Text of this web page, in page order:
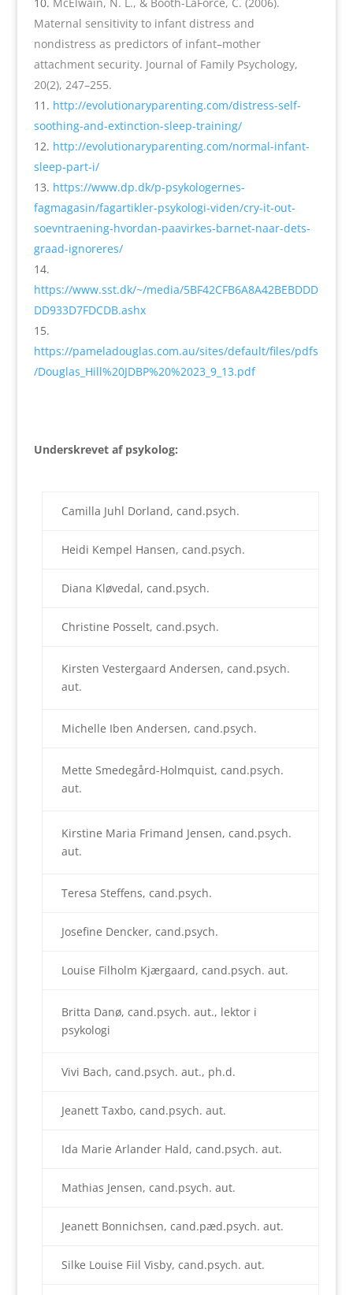
Maternal sensitivity to infant distress and
nondistress as predictors of infant–mother
attachment security. Journal of Family Psychology,
20(2), 247–255.
http://evolutionaryparenting.com/distress-self-
soothing-and-extinction-sleep-training/
http://evolutionaryparenting.com/normal-infant-
sleep-part-i/
https://www.dp.dk/p-psykologernes-
fagmagasin/fagartikler-psykologi-viden/cry-it-out-
soevntraening-hvordan-paavirkes-barnet-naar-dets-
graad-ignoreres/
https://www.sst.dk/~/media/5BF42CFB6A8A42BEBDDD
DD933D7FDCDB.ashx
https://pameladouglas.com.au/sites/default/files/pdfs
/Douglas_Hill%20JDBP%20%2023_9_13.pdf
Underskrevet af psykolog:
Camilla Juhl Dorland, cand.psych.
Heidi Kempel Hansen, cand.psych.
Diana Kløvedal, cand.psych.
Christine Posselt, cand.psych.
Kirsten Vestergaard Andersen, cand.psych.
aut.
Michelle Iben Andersen, cand.psych.
Mette Smedegård-Holmquist, cand.psych.
aut.
Kirstine Maria Frimand Jensen, cand.psych.
aut.
Teresa Steffens, cand.psych.
Josefine Dencker, cand.psych.
Louise Filholm Kjærgaard, cand.psych. aut.
Britta Danø, cand.psych. aut., lektor i
psykologi
Vivi Bach, cand.psych. aut., ph.d.
Jeanett Taxbo, cand.psych. aut.
Ida Marie Arlander Hald, cand.psych. aut.
Mathias Jensen, cand.psych. aut.
Jeanett Bonnichsen, cand.pæd.psych. aut.
Silke Louise Fiil Visby, cand.psych. aut.